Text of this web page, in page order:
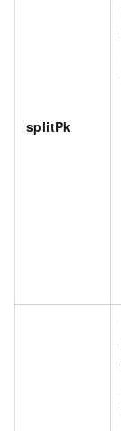
splitPk